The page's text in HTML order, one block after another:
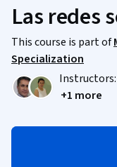
Las redes
This course is part of
Specialization
Instructors:
+1 more